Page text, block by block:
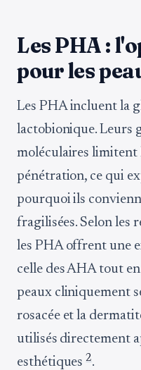
Les PHA :
pour les
Les PHA incluent la
lactobionique. Leurs
moléculaires
pénétration, ce qui
pourquoi ils
fragilisées. Selon les
les PHA offrent une
celle des AHA tout
peaux cliniquement
rosacée et la
utilisés directement
esthétiques2.